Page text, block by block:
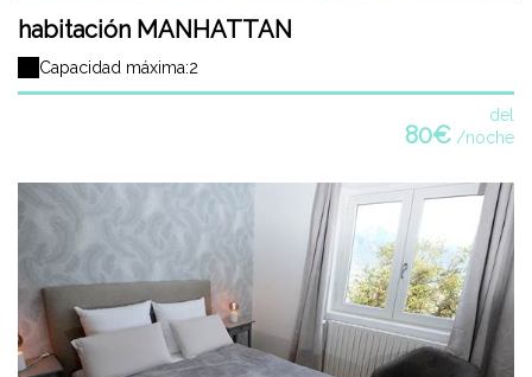
habitación MANHATTAN
Capacidad máxima:2
del
80€ /noche